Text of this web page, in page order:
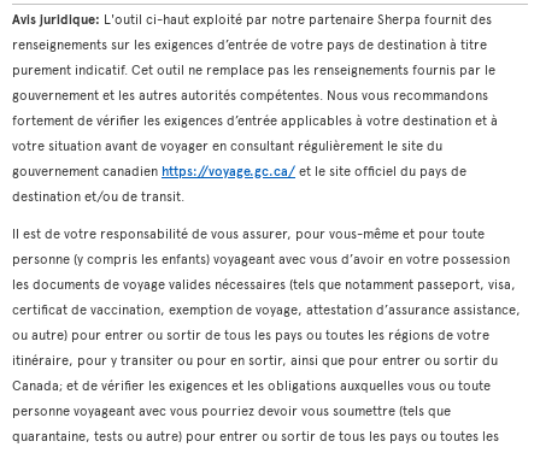
Avis juridique: L'outil ci-haut exploité par notre partenaire Sherpa fournit des
renseignements sur les exigences d’entrée de votre pays de destination à titre
purement indicatif. Cet outil ne remplace pas les renseignements fournis par le
gouvernement et les autres autorités compétentes. Nous vous recommandons
fortement de vérifier les exigences d’entrée applicables à votre destination et à
votre situation avant de voyager en consultant régulièrement le site du
gouvernement canadien https://voyage.gc.ca/ et le site officiel du pays de
destination et/ou de transit.
Il est de votre responsabilité de vous assurer, pour vous-même et pour toute
personne (y compris les enfants) voyageant avec vous d’avoir en votre possession
les documents de voyage valides nécessaires (tels que notamment passeport, visa,
certificat de vaccination, exemption de voyage, attestation d’assurance assistance,
ou autre) pour entrer ou sortir de tous les pays ou toutes les régions de votre
itinéraire, pour y transiter ou pour en sortir, ainsi que pour entrer ou sortir du
Canada; et de vérifier les exigences et les obligations auxquelles vous ou toute
personne voyageant avec vous pourriez devoir vous soumettre (tels que
quarantaine, tests ou autre) pour entrer ou sortir de tous les pays ou toutes les